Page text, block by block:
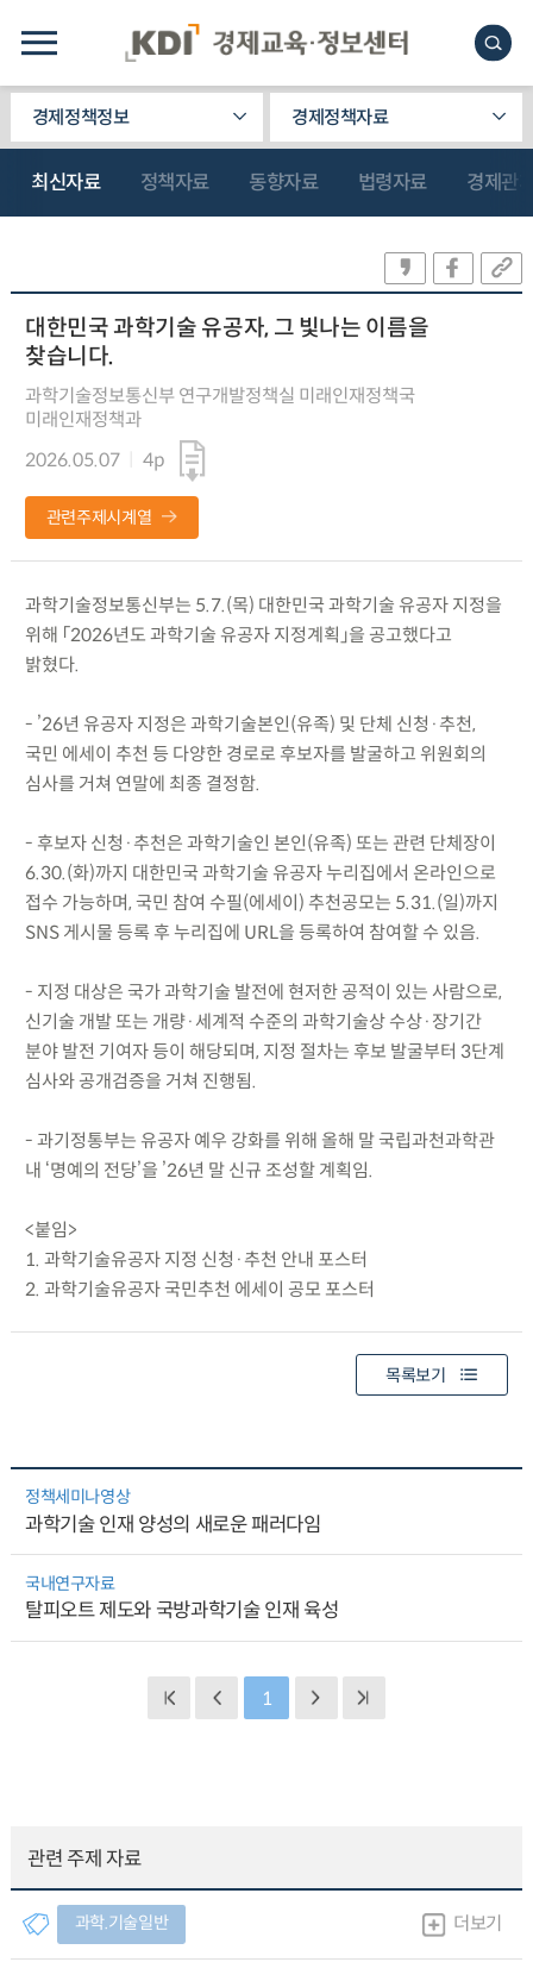
경제정책정보 경제정책자료
최신자료 정책자료 동향자료 법령자료 경제관
대한민국 과학기술 유공자, 그 빛나는 이름을
찾습니다.
과학기술정보통신부 연구개발정책실 미래인재정책국
미래인재정책과
2026.05.07
4p
관련주제시계열
과학기술정보통신부는 5.7.(목) 대한민국 과학기술 유공자 지정을
위해 「2026년도 과학기술 유공자 지정계획」을 공고했다고
밝혔다.
- ’26년 유공자 지정은 과학기술본인(유족) 및 단체 신청·추천,
국민 에세이 추천 등 다양한 경로로 후보자를 발굴하고 위원회의
심사를 거쳐 연말에 최종 결정함.
- 후보자 신청·추천은 과학기술인 본인(유족) 또는 관련 단체장이
6.30.(화)까지 대한민국 과학기술 유공자 누리집에서 온라인으로
접수 가능하며, 국민 참여 수필(에세이) 추천공모는 5.31.(일)까지
SNS 게시물 등록 후 누리집에 URL을 등록하여 참여할 수 있음.
- 지정 대상은 국가 과학기술 발전에 현저한 공적이 있는 사람으로,
신기술 개발 또는 개량·세계적 수준의 과학기술상 수상·장기간
분야 발전 기여자 등이 해당되며, 지정 절차는 후보 발굴부터 3단계
심사와 공개검증을 거쳐 진행됨.
- 과기정통부는 유공자 예우 강화를 위해 올해 말 국립과천과학관
내 ‘명예의 전당’을 ’26년 말 신규 조성할 계획임.
<붙임>
1. 과학기술유공자 지정 신청·추천 안내 포스터
2. 과학기술유공자 국민추천 에세이 공모 포스터
목록보기
정책세미나영상
과학기술 인재 양성의 새로운 패러다임
국내연구자료
탈피오트 제도와 국방과학기술 인재 육성
1
관련 주제 자료
과학.기술일반 더보기